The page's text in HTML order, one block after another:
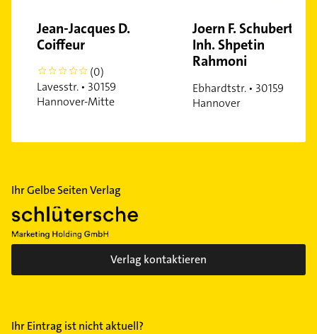
Vahrenheide
Vahrenwald
Vinnhorst
Wülfel
Wülferode
Zoo
Jean-Jacques D.
Coiffeur
0
(0)
Lavesstr. • 30159
Hannover-Mitte
Joern F. Schubert
Inh. Shpetin
Rahmoni
Ebhardtstr. • 30159
Hannover
Ihr Gelbe Seiten Verlag
Verlag kontaktieren
Ihr Eintrag ist nicht aktuell?